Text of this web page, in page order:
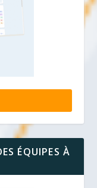
ÉQUIPES À